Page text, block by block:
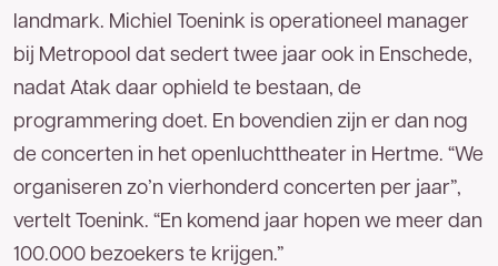
landmark. Michiel Toenink is operationeel manager
bij Metropool dat sedert twee jaar ook in Enschede,
nadat Atak daar ophield te bestaan, de
programmering doet. En bovendien zijn er dan nog
de concerten in het openluchttheater in Hertme. “We
organiseren zo’n vierhonderd concerten per jaar”,
vertelt Toenink. “En komend jaar hopen we meer dan
100.000 bezoekers te krijgen.”
Goednieuws!
U bent een stap dichter bij het